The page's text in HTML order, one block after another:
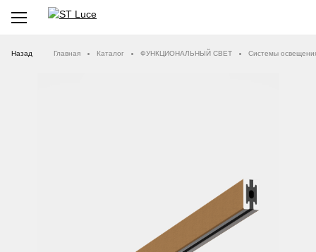
Назад Главная Каталог ФУНКЦИОНАЛЬНЫЙ СВЕТ Системы